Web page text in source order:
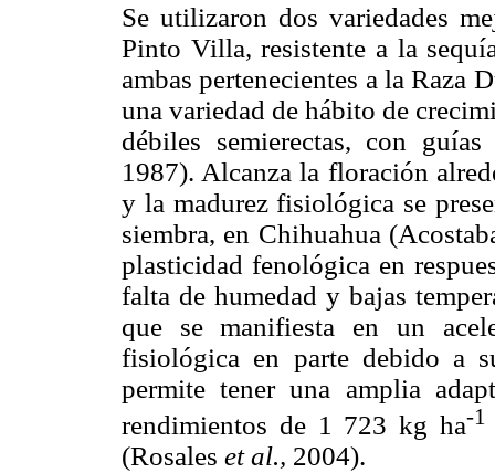
Se utilizaron dos variedades
Pinto Villa, resistente a la
ambas pertenecientes a la Raza
una variedad de hábito de
débiles semierectas, con
1987). Alcanza la floración
y la madurez fisiológica se
siembra, en Chihuahua
plasticidad fenológica en
falta de humedad y bajas
que se manifiesta en un
fisiológica en parte debido a
permite tener una amplia
rendimientos de 1 723 kg ha-1
(Rosales et al., 2004).